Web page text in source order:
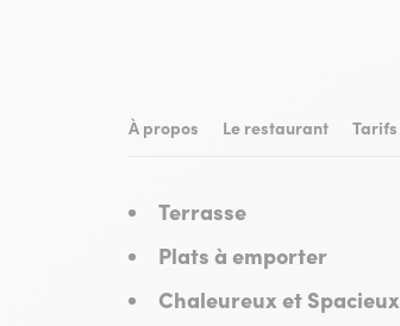
À propos Le restaurant Tarifs
Terrasse
Plats à emporter
Chaleureux et Spacieux